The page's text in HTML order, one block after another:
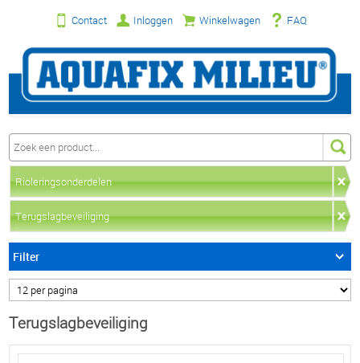
Contact Inloggen Winkelwagen FAQ
Rioleringsonderdelen
Terugslagbeveiliging
Filter
Terugslagbeveiliging